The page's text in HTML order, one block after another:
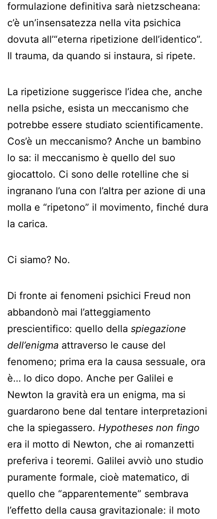
formulazione definitiva sarà nietzscheana:
c’è un’insensatezza nella vita psichica
dovuta all’“eterna ripetizione dell’identico”.
Il trauma, da quando si instaura, si ripete.
La ripetizione suggerisce l’idea che, anche
nella psiche, esista un meccanismo che
potrebbe essere studiato scientificamente.
Cos’è un meccanismo? Anche un bambino
lo sa: il meccanismo è quello del suo
giocattolo. Ci sono delle rotelline che si
ingranano l’una con l’altra per azione di una
molla e “ripetono” il movimento, finché dura
la carica.
Ci siamo? No.
Di fronte ai fenomeni psichici Freud non
abbandonò mai l’atteggiamento
prescientifico: quello della spiegazione
dell’enigma attraverso le cause del
fenomeno; prima era la causa sessuale, ora
è… lo dico dopo. Anche per Galilei e
Newton la gravità era un enigma, ma si
guardarono bene dal tentare interpretazioni
che la spiegassero. Hypotheses non fingo
era il motto di Newton, che ai romanzetti
preferiva i teoremi. Galilei avviò uno studio
puramente formale, cioè matematico, di
quello che “apparentemente” sembrava
l’effetto della causa gravitazionale: il moto